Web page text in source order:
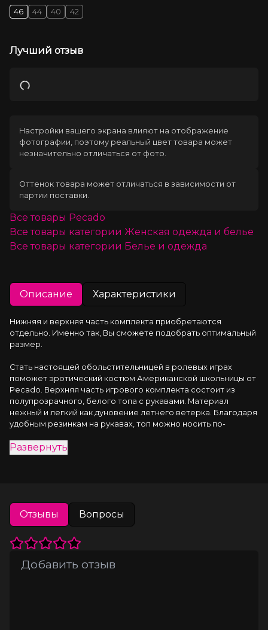
46 44 40 42
Лучший отзыв
Загрузка
Настройки вашего экрана влияют на отображение
фотографии, поэтому реальный цвет товара может
незначительно отличаться от фото.
Оттенок товара может отличаться в зависимости от
партии поставки.
Все товары Pecado
Все товары категории Женская одежда и белье
Все товары категории Белье и одежда
Описание Характеристики
Нижняя и верхняя часть комплекта приобретаются
отдельно. Именно так, Вы сможете подобрать оптимальный
размер.
Стать настоящей обольстительницей в ролевых играх
поможет эротический костюм Американской школьницы от
Pecado. Верхняя часть игрового комплекта состоит из
полупрозрачного, белого топа с рукавами. Материал
нежный и легкий как дуновение летнего ветерка. Благодаря
удобным резинкам на рукавах, топ можно носить по-
прелестно садится на разные типы фигуры и подчеркивает
● Состав комплекта – топ, галстук.
● Материал – 100% полиэстер.
● Качественная фурнитура.
Развернуть
Отзывы Вопросы